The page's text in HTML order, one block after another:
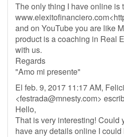
The only thing I have online is
and on YouTube you are like
product is a coaching in Real
with us.
Regards
"Amo mi presente"
El feb. 9, 2017 11:17 AM,
<festrada@mnesty.com>
Hello,
That is very interesting! Could
have any details online I could